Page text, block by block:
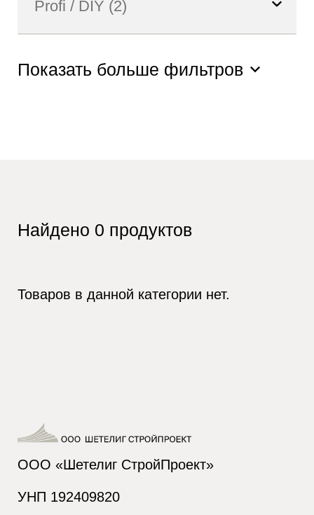
Показать больше фильтров
Найдено 0 продуктов
Товаров в данной категории нет.
ООО «Шетелиг СтройПроект»
УНП 192409820